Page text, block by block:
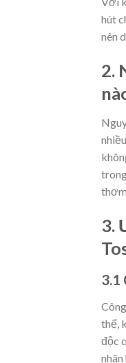
hút
nên
2.
3.
3.1
thế,
độc